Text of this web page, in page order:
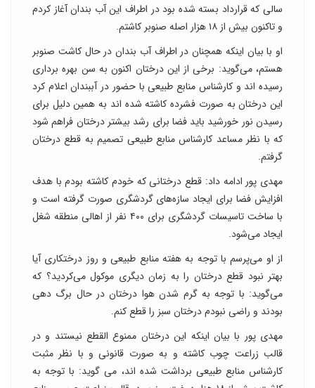
سالی که قرارداد بسته شده بود در اطراف این آب بندان آغاز کردم
و تاکنون بیش از ۱۸ هزار اصله صنوبر کاشتم.
او با بیان اینکه همچنان در اطراف آب بندان در حال کاشت صنوبر
هستم، می‌گوید: برخی از این درختان اکنون به سن بهره برداری
رسیده اند و کارشناس منابع طبیعی با حضور در آببندان اعلام کرد
این درختان به صورت فشرده کاشته شده اند به همین دلیل برای
رسیدن نور خورشید باید فضا برای رشد بیشتر درختان فراهم شود
که با نظر مساعد کارشناس منابع طبیعی تصمیم به قطع درختان
گرفتم.
مهدی پور ادامه داد: قطع درختانی که خودم کاشته بودم با هدف
افزایش فضا برای ایجاد سازه‌های گردشگری صورت گرفته است و
با ساخت تاسیسات گردشگری برای ۴۰۰ نفر از اهالی منطقه شغل
ایجاد می‌شود.
از او می‌پرسم با توجه به هفته منابع طبیعی و روز درختکاری آیا
بهتر نبود قطع درختان را به زمان دیگری موکول می‌کردید؟ که
می‌گوید: با توجه به گرم شدن هوا درختان در حال برگ دهی
بودند و راضی نبودم درختان سبز را قطع کنم.
مهدی پور با بیان اینکه این درختان ممنوع القطع نیستند و در
قالب زراعت چوب کاشته و به صورت قانونی و با نظر مثبت
کارشناس منابع طبیعی برداشت شده اند، می گوید: با توجه به